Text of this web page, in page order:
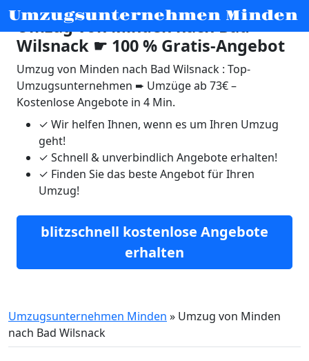
Umzugsunternehmen Minden
Umzug von Minden nach Bad
Wilsnack ☛ 100 % Gratis-Angebot
Umzug von Minden nach Bad Wilsnack : Top-
Umzugsunternehmen ➨ Umzüge ab 73€ –
Kostenlose Angebote in 4 Min.
✓ Wir helfen Ihnen, wenn es um Ihren Umzug
geht!
✓ Schnell & unverbindlich Angebote erhalten!
✓ Finden Sie das beste Angebot für Ihren
Umzug!
blitzschnell kostenlose Angebote
erhalten
Umzugsunternehmen Minden » Umzug von Minden
nach Bad Wilsnack